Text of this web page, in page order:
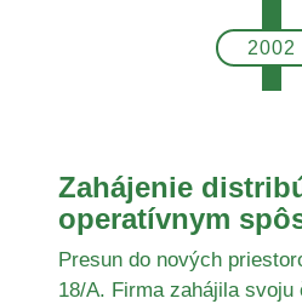
Zahájenie
operatívnym
Presun do nových
18/A. Firma zahájila
2002